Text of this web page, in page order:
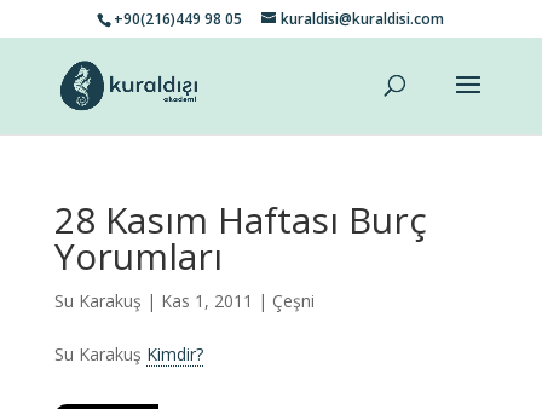
+90(216)449 98 05 kuraldisi@kuraldisi.com
28 Kasım Haftası Burç
Yorumları
Su Karakuş | Kas 1, 2011 | Çeşni
Su Karakuş Kimdir?